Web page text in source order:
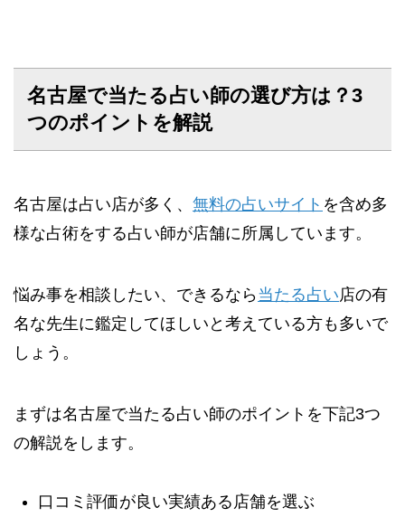
名古屋で当たる占い師の選び方は？3
つのポイントを解説
名古屋は占い店が多く、 無料の占いサイト を含め多
様な占術をする占い師が店舗に所属しています。
悩み事を相談したい、できるなら当たる占い店の有
名な先生に鑑定してほしいと考えている方も多いで
しょう。
まずは名古屋で当たる占い師のポイントを下記3つ
の解説をします。
口コミ評価が良い実績ある店舗を選ぶ